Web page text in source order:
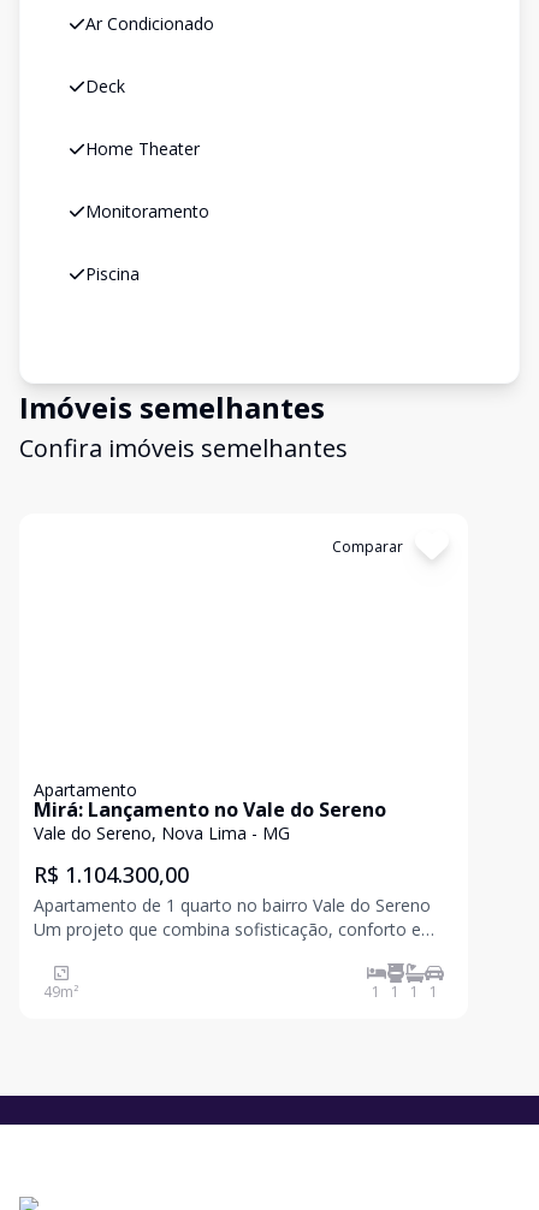
Ar Condicionado
Deck
Home Theater
Monitoramento
Piscina
Imóveis semelhantes
Confira imóveis semelhantes
Comparar
Apartamento
Mirá: Lançamento no Vale do Sereno
Vale do Sereno, Nova Lima - MG
R$ 1.104.300,00
Apartamento de 1 quarto no bairro Vale do Sereno
Um projeto que combina sofisticação, conforto e
apartamentos de 1 e 2 suítes (48 a 84m²) e lojas
comerciais (37 a 465m²), planejados para valorizar
49m² 1 1 1 1